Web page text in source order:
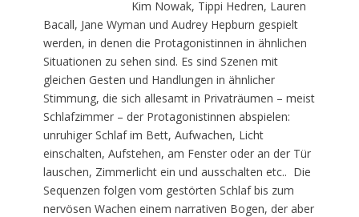
Kim Nowak, Tippi Hedren, Lauren
Bacall, Jane Wyman und Audrey Hepburn gespielt
werden, in denen die Protagonistinnen in ähnlichen
Situationen zu sehen sind. Es sind Szenen mit
gleichen Gesten und Handlungen in ähnlicher
Stimmung, die sich allesamt in Privaträumen – meist
Schlafzimmer – der Protagonistinnen abspielen:
unruhiger Schlaf im Bett, Aufwachen, Licht
einschalten, Aufstehen, am Fenster oder an der Tür
lauschen, Zimmerlicht ein und ausschalten etc.. Die
Sequenzen folgen vom gestörten Schlaf bis zum
nervösen Wachen einem narrativen Bogen, der aber